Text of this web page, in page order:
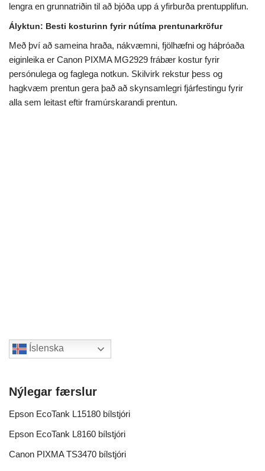
lengra en grunnatriðin til að bjóða upp á yfirburða prentupplifun.
Ályktun: Besti kosturinn fyrir nútíma prentunarkröfur
Með því að sameina hraða, nákvæmni, fjölhæfni og háþróaða
eiginleika er Canon PIXMA MG2929 frábær kostur fyrir
persónulega og faglega notkun. Skilvirk rekstur þess og
hagkvæm prentun gera það að skynsamlegri fjárfestingu fyrir
alla sem leitast eftir framúrskarandi prentun.
Íslenska
Nýlegar færslur
Epson EcoTank L15180 bílstjóri
Epson EcoTank L8160 bílstjóri
Canon PIXMA TS3470 bílstjóri